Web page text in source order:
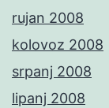
rujan 2008
kolovoz 2008
srpanj 2008
lipanj 2008